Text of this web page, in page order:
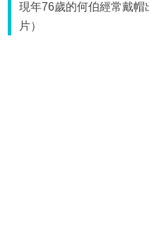
現年76歲的何伯經常戴帽
片）